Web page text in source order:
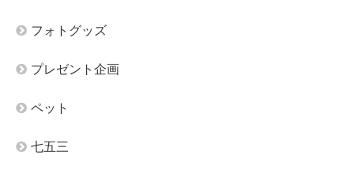
フォトグッズ
プレゼント企画
ペット
七五三